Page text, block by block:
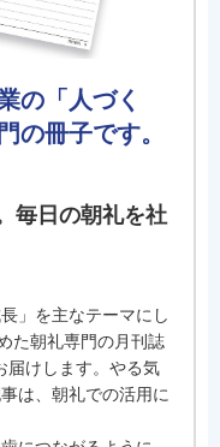
の「人づく
の冊子です。
毎日の朝礼を社
」を主なテーマにし
た朝礼専門の月刊誌
届けします。やる気
は、朝礼での活用に